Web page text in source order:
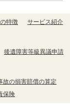
特徴
サービス紹介
後遺障害等級異議申請
故の損害賠償の算定
保険